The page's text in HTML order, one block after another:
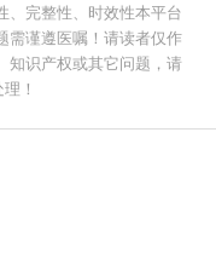
、完整性、时效性本平台
需谨遵医嘱！请读者仅作
知识产权或其它问题，请
！